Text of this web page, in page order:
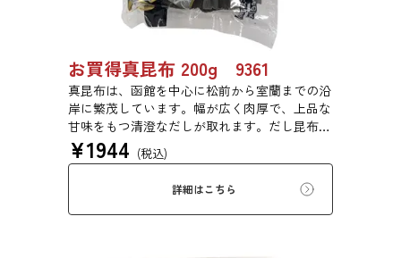
お買得真昆布 200g 9361
真昆布は、函館を中心に松前から室蘭までの沿
岸に繁茂しています。幅が広く肉厚で、上品な
甘味をもつ清澄なだしが取れます。だし昆布、
塩昆布、おぼろ昆布、とろろ昆布、佃煮、バッ
テラなどに用いられます。
¥1944 (税込)
詳細はこちら